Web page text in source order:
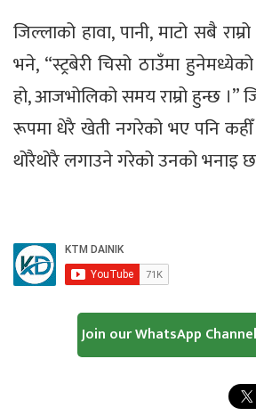
जिल्लाको हावा, पानी, माटो सबै
भने, “स्ट्रबेरी चिसो ठाउँमा
हो, आजभोलिको समय राम्रो हुन्छ ।”
रूपमा धेरै खेती नगरेको भए पनि
थोरैथोरै लगाउने गरेको उनको भनाइ
Join our WhatsApp Channel